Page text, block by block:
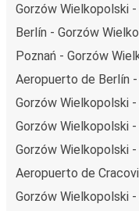
Gorzów Wielkopolski -
Berlín - Gorzów
Poznań - Gorzów
Aeropuerto de Berlín
Gorzów Wielkopolski
Gorzów Wielkopolski -
Gorzów Wielkopolski
Aeropuerto de
Gorzów Wielkopolski